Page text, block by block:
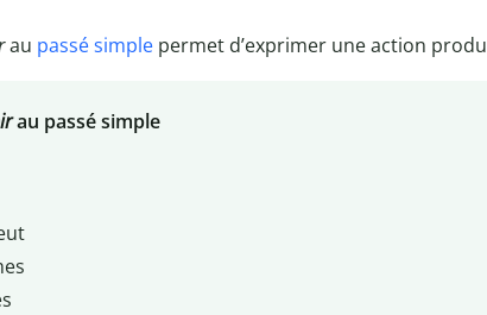
au passé simple permet d’exprimer une action
au passé simple